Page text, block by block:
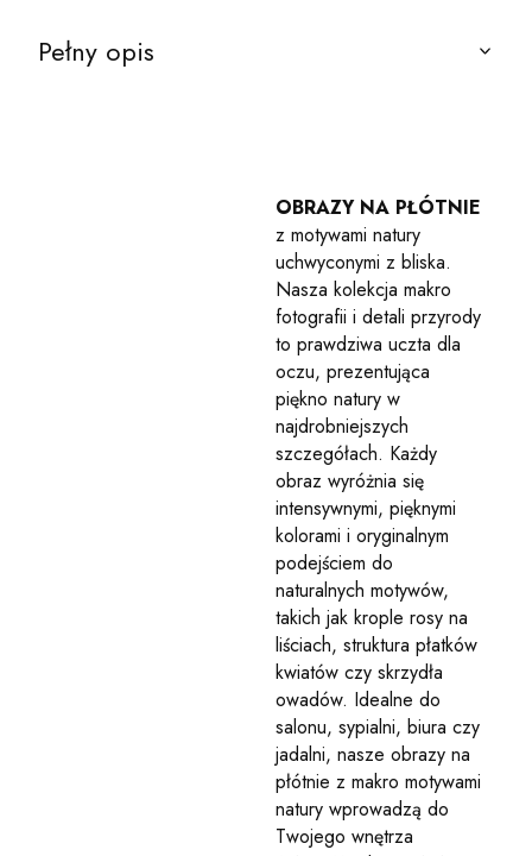
Pełny opis
OBRAZY NA PŁÓTNIE
z motywami natury
uchwyconymi z bliska.
Nasza kolekcja makro
fotografii i detali przyrody
to prawdziwa uczta dla
oczu, prezentująca
piękno natury w
najdrobniejszych
szczegółach. Każdy
obraz wyróżnia się
intensywnymi, pięknymi
kolorami i oryginalnym
podejściem do
naturalnych motywów,
takich jak krople rosy na
liściach, struktura płatków
kwiatów czy skrzydła
owadów. Idealne do
salonu, sypialni, biura czy
jadalni, nasze obrazy na
płótnie z makro motywami
natury wprowadzą do
Twojego wnętrza